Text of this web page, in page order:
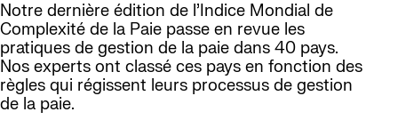
Notre dernière édition de l’Indice Mondial de
Complexité de la Paie passe en revue les
pratiques de gestion de la paie dans 40 pays.
Nos experts ont classé ces pays en fonction des
règles qui régissent leurs processus de gestion
de la paie.